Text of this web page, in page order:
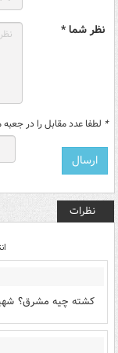
نظر شما *
* لطفا عدد مقابل را در جعبه
نظرات
کشته چیه مشرق؟